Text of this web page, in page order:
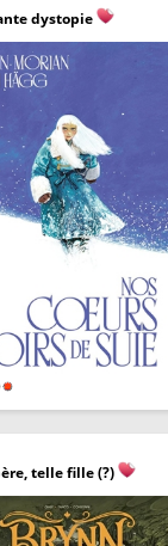
dystopie
telle fille (?)